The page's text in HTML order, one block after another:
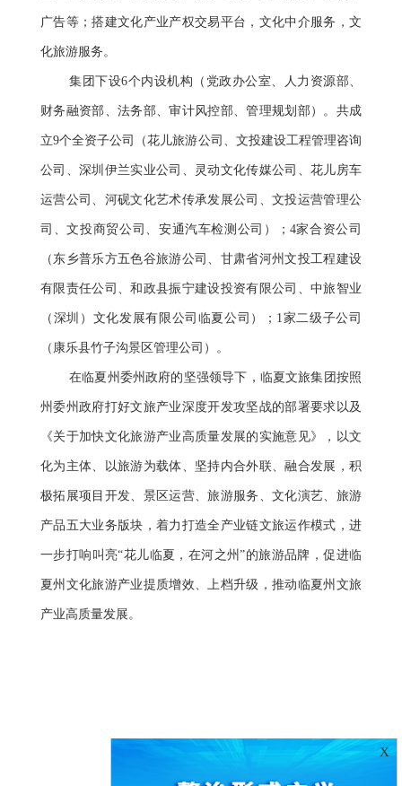
广告等；搭建文化产业产权交易平台，文化中介服务，文
化旅游服务。
集团下设6个内设机构（党政办公室、人力资源部、
财务融资部、法务部、审计风控部、管理规划部）。共成
立9个全资子公司（花儿旅游公司、文投建设工程管理咨询
公司、深圳伊兰实业公司、灵动文化传媒公司、花儿房车
运营公司、河砚文化艺术传承发展公司、文投运营管理公
司、文投商贸公司、安通汽车检测公司）；4家合资公司
（东乡普乐方五色谷旅游公司、甘肃省河州文投工程建设
有限责任公司、和政县振宁建设投资有限公司、中旅智业
（深圳）文化发展有限公司临夏公司）；1家二级子公司
（康乐县竹子沟景区管理公司）。
在临夏州委州政府的坚强领导下，临夏文旅集团按照
州委州政府打好文旅产业深度开发攻坚战的部署要求以及
《关于加快文化旅游产业高质量发展的实施意见》，以文
化为主体、以旅游为载体、坚持内合外联、融合发展，积
极拓展项目开发、景区运营、旅游服务、文化演艺、旅游
产品五大业务版块，着力打造全产业链文旅运作模式，进
一步打响叫亮“花儿临夏，在河之州”的旅游品牌，促进临
夏州文化旅游产业提质增效、上档升级，推动临夏州文旅
产业高质量发展。
X